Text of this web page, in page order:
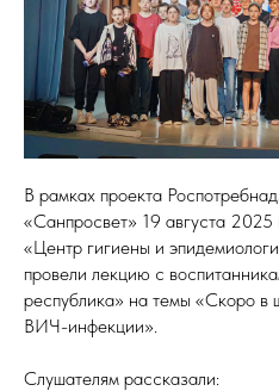
В рамках проекта
«Санпросвет» 19 августа
«Центр гигиены и
провели лекцию с
республика» на темы «Скоро в
ВИЧ-инфекции».
Слушателям рассказали: